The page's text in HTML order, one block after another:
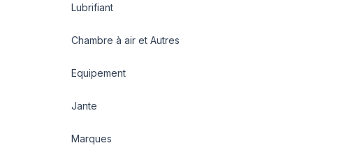
Lubrifiant
Chambre à air et Autres
Equipement
Jante
Marques